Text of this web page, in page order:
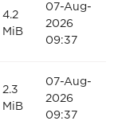
4.2
MiB
07-Aug-
2026
09:37
2.3
MiB
07-Aug-
2026
09:37